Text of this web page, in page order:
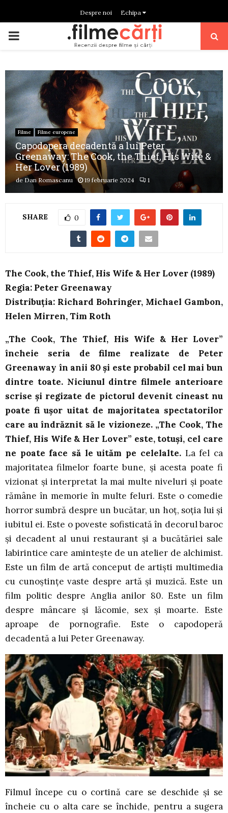
Despre noi Echipa
PRIMARY
Filme Filme europene
Capodopera decadentă a lui Peter
Greenaway: The Cook, the Thief, His Wife &
Her Lover (1989)
de Dan Romascanu 19 februarie 2024 1
SHARE 0
The Cook, the Thief, His Wife & Her Lover (1989)
Regia: Peter Greenaway
Distribuția: Richard Bohringer, Michael Gambon,
Helen Mirren, Tim Roth
„The Cook, The Thief, His Wife & Her Lover”
încheie seria de filme realizate de Peter
Greenaway în anii 80 și este probabil cel mai bun
dintre toate. Niciunul dintre filmele anterioare
scrise și regizate de pictorul devenit cineast nu
poate fi ușor uitat de majoritatea spectatorilor
care au îndrăznit să le vizioneze. „The Cook, The
Thief, His Wife & Her Lover” este, totuși, cel care
ne poate face să le uităm pe celelalte.La fel ca
majoritatea filmelor foarte bune, și acesta poate fi
vizionat și interpretat la mai multe niveluri și poate
rămâne în memorie în multe feluri. Este o comedie
horror sumbră despre un bucătar, un hoț, soția lui și
iubitul ei. Este o poveste sofisticată în decorul baroc
și decadent al unui restaurant și a bucătăriei sale
labirintice care amintește de un atelier de alchimist.
Este un film de artă conceput de artiști multimedia
cu cunoștințe vaste despre artă și muzică. Este un
film politic despre Anglia anilor 80. Este un film
despre mâncare și lăcomie, sex și moarte. Este
aproape de pornografie. Este o capodoperă
decadentă a lui Peter Greenaway.
Filmul începe cu o cortină care se deschide și se
încheie cu o alta care se închide, pentru a sugera